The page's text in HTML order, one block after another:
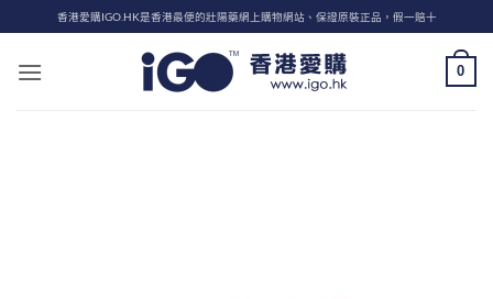
to
content
香港愛購IGO.HK是香港最便的壯陽藥網上購物網站、保證原裝正品，假一賠十
0